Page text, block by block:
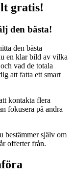
gratis!
den bästa!
den bästa
en klar bild av vilka
vad de totala
att fatta ett smart
kontakta flera
fokusera på andra
bestämmer själv om
offerter från.